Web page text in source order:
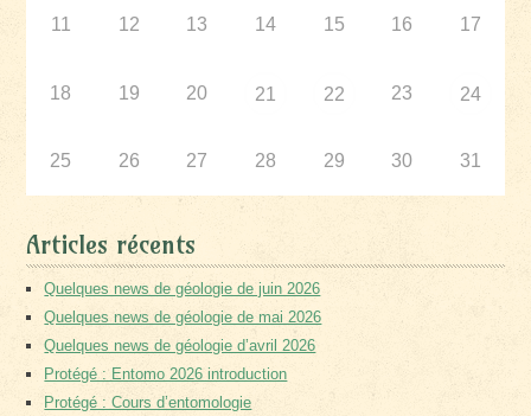
11 12 13 14 15 16 17
18 19 20 21 22 23 24
25 26 27 28 29 30 31
Articles récents
Quelques news de géologie de juin 2026
Quelques news de géologie de mai 2026
Quelques news de géologie d’avril 2026
Protégé : Entomo 2026 introduction
Protégé : Cours d’entomologie